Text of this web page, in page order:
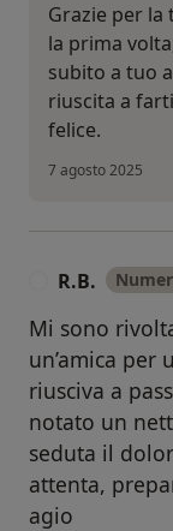
Grazie per la
la prima
subito a tuo
riuscita a
felice.
7 agosto 2025
R.B.
Mi sono
un’amica per
riusciva a
notato un
seduta il
attenta,
agio